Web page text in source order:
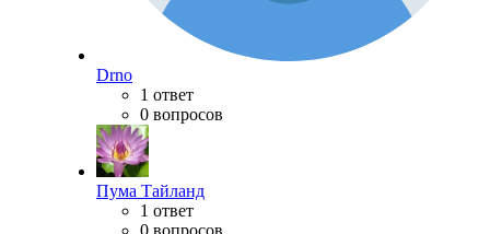
Drno
1 ответ
0 вопросов
Пума Тайланд
1 ответ